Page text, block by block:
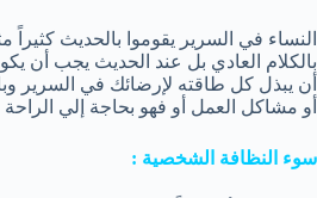
النساء في السرير يقوموا بالحديث كثيراً
بالكلام العادي بل عند الحديث يجب أن
أن يبذل كل طاقته لإرضائك في السرير
أو مشاكل العمل أو فهو بحاجة إلي
سوء النظافة الشخصية :